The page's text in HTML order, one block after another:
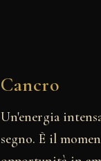
Cancro
Un'energia
segno. È il